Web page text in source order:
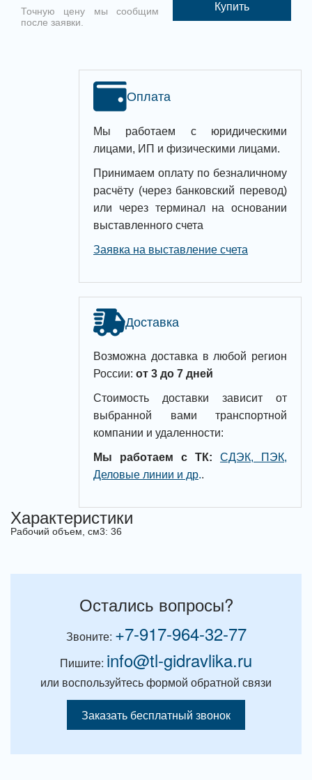
Точную цену мы сообщим
после заявки.
Купить
Оплата
Мы работаем с юридическими
лицами, ИП и физическими лицами.
Принимаем оплату по безналичному
расчёту (через банковский перевод)
или через терминал на основании
выставленного счета
Заявка на выставление счета
Доставка
Возможна доставка в любой регион
России: от 3 до 7 дней
Стоимость доставки зависит от
выбранной вами транспортной
компании и удаленности:
Мы работаем с ТК:
СДЭК, ПЭК,
Деловые линии и др..
Характеристики
Рабочий объем, см3: 36
Остались вопросы?
Звоните: +7-917-964-32-77
Пишите: info@tl-gidravlika.ru
или воспользуйтесь формой обратной связи
Заказать бесплатный звонок